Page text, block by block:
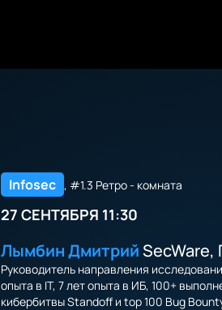
Infosec , #1.3 Ретро - комната
27 СЕНТЯБРЯ 11:30
Лымбин ДмитрийSecWare,
Руководитель направления
опыта в IT, 7 лет опыта в ИБ, 100+
кибербитвы Standoff и top 100 Bug